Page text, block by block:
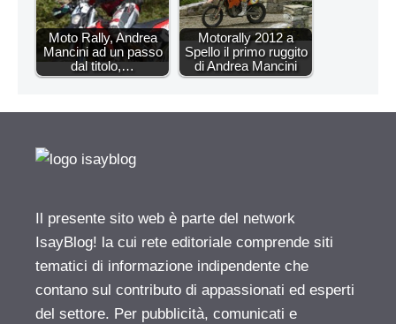
Moto Rally, Andrea
Mancini ad un passo
dal titolo,…
Motorally 2012 a
Spello il primo ruggito
di Andrea Mancini
Il presente sito web è parte del network
IsayBlog! la cui rete editoriale comprende siti
tematici di informazione indipendente che
contano sul contributo di appassionati ed esperti
del settore. Per pubblicità, comunicati e